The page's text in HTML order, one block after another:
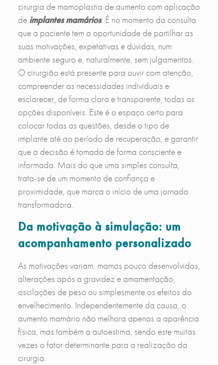
cirurgia de mamoplastia de aumento com aplicação
de implantes mamários. É no momento da consulta
que a paciente tem a oportunidade de partilhar as
suas motivações, expetativas e dúvidas, num
ambiente seguro e, naturalmente, sem julgamentos.
O cirurgião está presente para ouvir com atenção,
compreender as necessidades individuais e
esclarecer, de forma clara e transparente, todas as
opções disponíveis. Este é o espaço certo para
colocar todas as questões, desde o tipo de
implante até ao período de recuperação, e garantir
que a decisão é tomada de forma consciente e
informada. Mais do que uma simples consulta,
trata-se de um momento de confiança e
proximidade, que marca o início de uma jornada
transformadora.
Da motivação à simulação: um
acompanhamento personalizado
As motivações variam: mamas pouco desenvolvidas,
alterações após a gravidez e amamentação,
oscilações de peso ou simplesmente os efeitos do
envelhecimento. Independentemente da causa, o
aumento mamário não melhora apenas a aparência
física, mas também a autoestima, sendo este muitas
vezes o fator determinante para a realização da
cirurgia.